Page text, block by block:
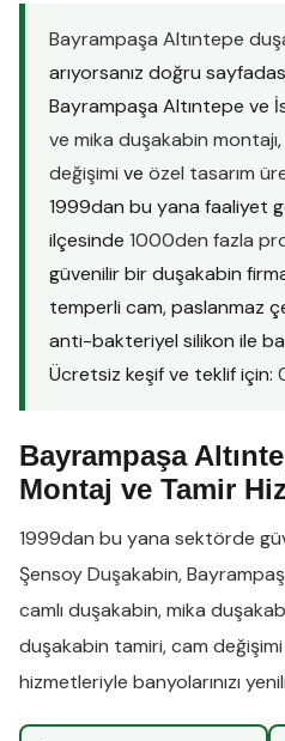
Bayrampaşa Altıntepe
arıyorsanız doğru
Bayrampaşa Altıntepe ve
ve mika duşakabin montajı,
değişimi ve özel tasarım
1999dan bu yana faaliyet
ilçesinde 1000den fazla
güvenilir bir duşakabin
temperli cam, paslanmaz
anti-bakteriyel silikon ile
Ücretsiz keşif ve teklif için:
Bayrampaşa
Montaj ve Tamir
1999dan bu yana sektörde
Şensoy Duşakabin,
camlı duşakabin,mika
duşakabin tamiri,cam değişimi
hizmetleriyle banyolarınızı